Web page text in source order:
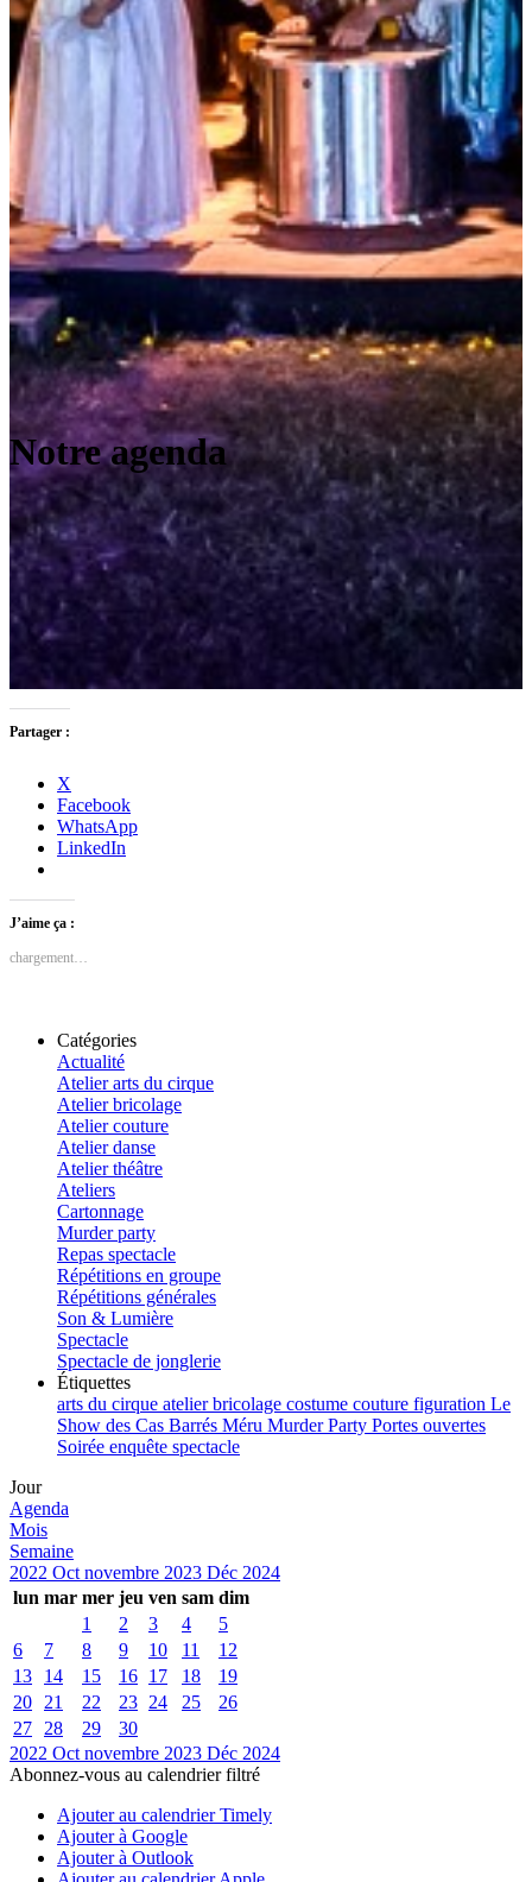
Notre agenda
Partager :
X
Facebook
WhatsApp
LinkedIn
J’aime ça :
chargement…
Catégories
Actualité
Atelier arts du cirque
Atelier bricolage
Atelier couture
Atelier danse
Atelier théâtre
Ateliers
Cartonnage
Murder party
Repas spectacle
Répétitions en groupe
Répétitions générales
Son & Lumière
Spectacle
Spectacle de jonglerie
Étiquettes
arts du cirque atelierbricolage costume couture figuration Le
Show des Cas Barrés Méru Murder Party Portes ouvertes
Soirée enquête spectacle
Jour
Agenda
Mois
Semaine
2022 Oct novembre 2023 Déc 2024
lun mar mer jeu ven sam dim
1
2 3 4
5
6
7 8 9 10 11
12
13
14 15 16 17 18
19
20
21 22 23 24 25
26
27
28 29
30
2022 Oct novembre 2023 Déc 2024
Abonnez-vous au calendrier filtré
Ajouter au calendrier Timely
Ajouter à Google
Ajouter à Outlook